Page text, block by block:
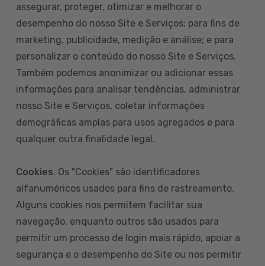
assegurar, proteger, otimizar e melhorar o
desempenho do nosso Site e Serviços; para fins de
marketing, publicidade, medição e análise; e para
personalizar o conteúdo do nosso Site e Serviços.
Também podemos anonimizar ou adicionar essas
informações para analisar tendências, administrar
nosso Site e Serviços, coletar informações
demográficas amplas para usos agregados e para
qualquer outra finalidade legal.
Cookies. Os "Cookies" são identificadores
alfanuméricos usados para fins de rastreamento.
Alguns cookies nos permitem facilitar sua
navegação, enquanto outros são usados para
permitir um processo de login mais rápido, apoiar a
segurança e o desempenho do Site ou nos permitir